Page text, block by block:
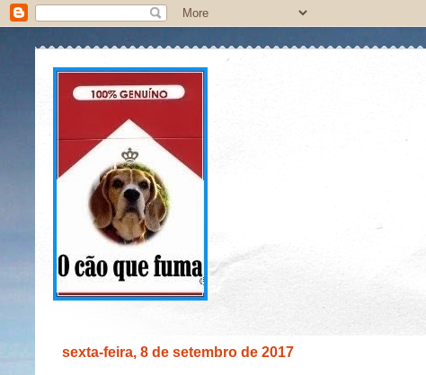
sexta-feira, 8 de setembro de 2017